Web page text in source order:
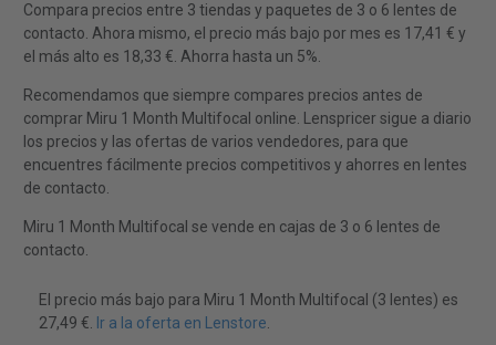
Compara precios entre 3 tiendas y paquetes de 3 o 6 lentes de
contacto. Ahora mismo, el precio más bajo por mes es 17,41 € y
el más alto es 18,33 €. Ahorra hasta un 5%.
Recomendamos que siempre compares precios antes de
comprar Miru 1 Month Multifocal online. Lenspricer sigue a diario
los precios y las ofertas de varios vendedores, para que
encuentres fácilmente precios competitivos y ahorres en lentes
de contacto.
Miru 1 Month Multifocal se vende en cajas de 3 o 6 lentes de
contacto.
El precio más bajo para Miru 1 Month Multifocal (3 lentes) es
27,49 €. Ir a la oferta en Lenstore.